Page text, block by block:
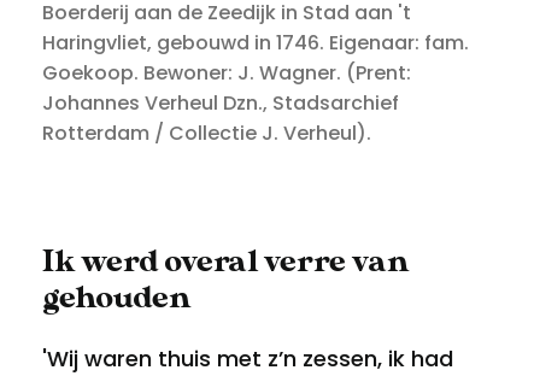
Boerderij aan de Zeedijk in Stad aan 't
Haringvliet, gebouwd in 1746. Eigenaar: fam.
Goekoop. Bewoner: J. Wagner. (Prent:
Johannes Verheul Dzn., Stadsarchief
Rotterdam / Collectie J. Verheul).
Ik werd overal verre van
gehouden
'Wij waren thuis met z’n zessen, ik had